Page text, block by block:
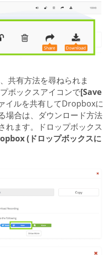
共有方法を尋ねられま
ボックスアイコンで[Save
イルを共有してDropboxに
場合は、ダウンロード方法
れます。ドロップボックス
(ドロップボックスに